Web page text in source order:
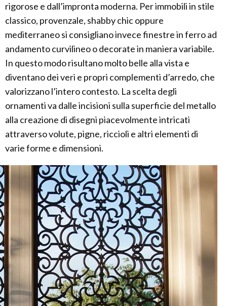
rigorose e dall’impronta moderna. Per immobili in stile
classico, provenzale, shabby chic oppure
mediterraneo si consigliano invece finestre in ferro ad
andamento curvilineo o decorate in maniera variabile.
In questo modo risultano molto belle alla vista e
diventano dei veri e propri complementi d’arredo, che
valorizzano l’intero contesto. La scelta degli
ornamenti va dalle incisioni sulla superficie del metallo
alla creazione di disegni piacevolmente intricati
attraverso volute, pigne, riccioli e altri elementi di
varie forme e dimensioni.